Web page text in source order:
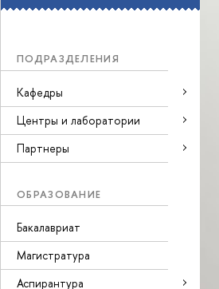
ПОДРАЗДЕЛЕНИЯ
Кафедры
Центры и лаборатории
Партнеры
ОБРАЗОВАНИЕ
Бакалавриат
Магистратура
Аспирантура